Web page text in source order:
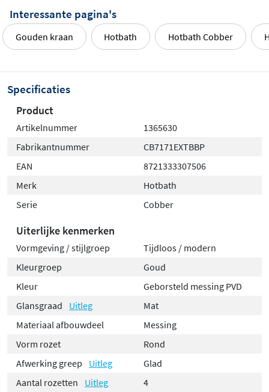
functionaliteit en design hand in hand gaan.
Interessante pagina's
Gouden kraan Hotbath Hotbath Cobber
Specificaties
Product
Artikelnummer
1365630
Fabrikantnummer
CB7171EXTBBP
EAN
8721333307506
Merk
Hotbath
Serie
Cobber
Uiterlijke kenmerken
Vormgeving / stijlgroep
Tijdloos / modern
Kleurgroep
Goud
Kleur
Geborsteld messing PVD
Glansgraad
Uitleg
Mat
Materiaal afbouwdeel
Messing
Vorm rozet
Rond
Afwerking greep
Uitleg
Glad
Aantal rozetten
Uitleg
4